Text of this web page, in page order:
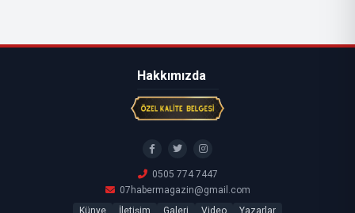
Hakkımızda
0505 774 7447
07habermagazin@gmail.com
Künye
İletişim Galeri Video Yazarlar